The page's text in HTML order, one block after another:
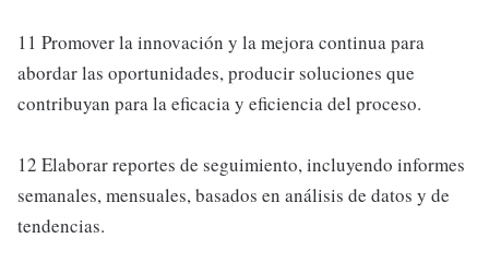
11 Promover la innovación y la mejora continua para
abordar las oportunidades, producir soluciones que
contribuyan para la eficacia y eficiencia del proceso.
12 Elaborar reportes de seguimiento, incluyendo informes
semanales, mensuales, basados en análisis de datos y de
tendencias.